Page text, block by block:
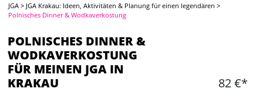
JGA > JGA Krakau: Ideen, Aktivitäten & Planung für einen legendären >
Polnisches Dinner & Wodkaverkostung
POLNISCHES DINNER &
WODKAVERKOSTUNG
FÜR MEINEN JGA IN
KRAKAU
82 €*